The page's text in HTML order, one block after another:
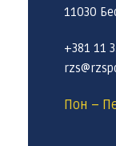
11030
+381 11
Пон –